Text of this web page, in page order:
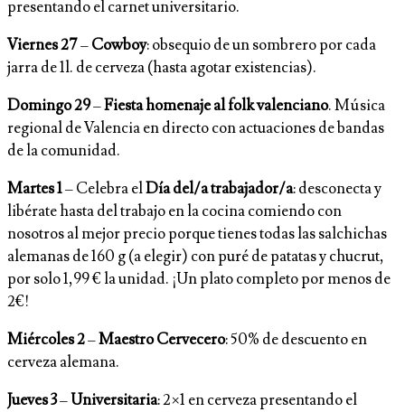
presentando el carnet universitario.
Viernes 27–Cowboy: obsequio de un sombrero por cada
jarra de 1l. de cerveza (hasta agotar existencias).
Domingo 29–Fiesta homenaje al folk valenciano. Música
regional de Valencia en directo con actuaciones de bandas
de la comunidad.
Martes 1– Celebra elDía del/a trabajador/a: desconecta y
libérate hasta del trabajo en la cocina comiendo con
nosotros al mejor precio porque tienes todas las salchichas
alemanas de 160 g (a elegir) con puré de patatas y chucrut,
por solo 1,99 € la unidad. ¡Un plato completo por menos de
2€!
Miércoles 2–Maestro Cervecero: 50% de descuento en
cerveza alemana.
Jueves 3–Universitaria: 2×1 en cerveza presentando el